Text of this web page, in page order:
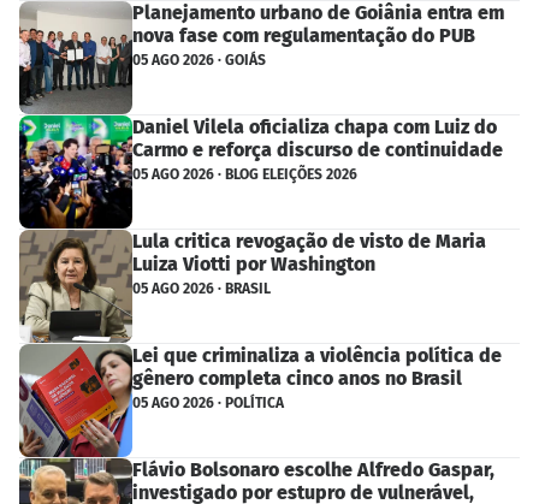
Planejamento urbano de Goiânia entra em
nova fase com regulamentação do PUB
05 AGO 2026 · GOIÁS
Daniel Vilela oficializa chapa com Luiz do
Carmo e reforça discurso de continuidade
05 AGO 2026 · BLOG ELEIÇÕES 2026
Lula critica revogação de visto de Maria
Luiza Viotti por Washington
05 AGO 2026 · BRASIL
Lei que criminaliza a violência política de
gênero completa cinco anos no Brasil
05 AGO 2026 · POLÍTICA
Flávio Bolsonaro escolhe Alfredo Gaspar,
investigado por estupro de vulnerável,